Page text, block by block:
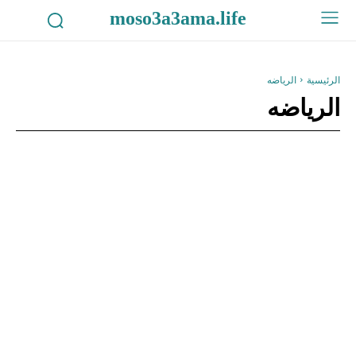
moso3a3ama.life
الرئيسية الرياضه
الرياضه